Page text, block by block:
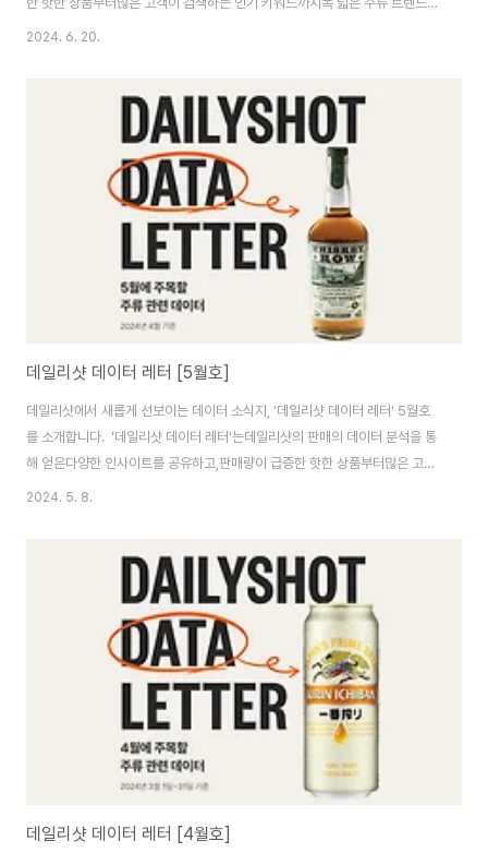
다루는 콘텐츠입니다. 그리고 데이터를 기반으로 예측한앞으로 '주목하면 좋은
치방 캔이 맥주부문 1위를 차지했네요! 그리고 입문용으로도, 데일리 위스키로
도 사랑받는 위스키 탐나불린이 위스키 부문 1위로 치고 올라왔어요. 사케는 해
외직구로 사랑받는 '닷사이 준마이 다이긴죠 23'이 판매량 1위를 기록했네
요. 위 상품들의판..
2024. 6. 20.
데일리샷 데이터 레터 [5월호]
데일리샷에서 새롭게 선보이는 데이터 소식지, '데일리샷 데이터 레터' 5월호
를 소개합니다. '데일리샷 데이터 레터'는데일리샷의 판매의 데이터 분석을 통
해 얻은다양한 인사이트를 공유하고,판매량이 급증한 핫한 상품부터많은 고객
이 검색하는 인기 키워드까지폭 넓은 주류 트렌드를 다루는 콘텐츠입니다. 그
준) 하이네켄 캔 역시, 라거입니다. 햇빛이 쨍하게 비췄던 4월, 가볍고 청량하
게 마실 수 있는 라거 '하이네캔'이 전달 대비 판매량 94% 상승하며 1등을 차
지했습니다. 하이네캔 특유의 상쾌하고 깔끔한 맛이 데일리샷 유저들의 마음도
사로잡았네요! 네덜..
2024. 5. 8.
데일리샷 데이터 레터 [4월호]